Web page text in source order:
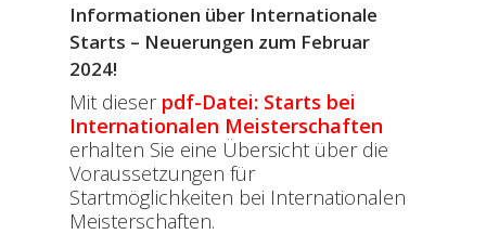
Informationen über Internationale
Starts – Neuerungen zum Februar
2024!
Mit dieserpdf-Datei: Starts bei
Internationalen Meisterschaften
erhalten Sie eine Übersicht über die
Voraussetzungen für
Startmöglichkeiten bei Internationalen
Meisterschaften.